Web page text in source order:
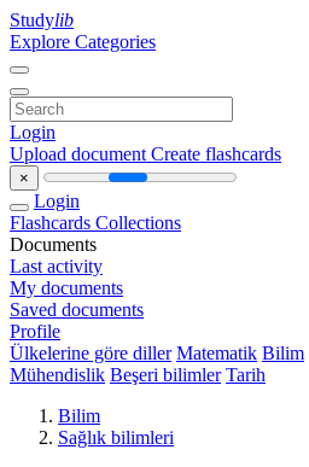
Studylib
Explore Categories
Login
Upload document Create flashcards
×
Login
Flashcards Collections
Documents
Last activity
My documents
Saved documents
Profile
Ülkelerine göre diller Matematik Bilim
Mühendislik Beşeri bilimler Tarih
Bilim
Sağlık bilimleri